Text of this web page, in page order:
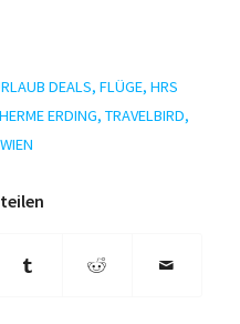
DEALS, FLÜGE, HRS
ERDING,TRAVELBIRD,
WIEN